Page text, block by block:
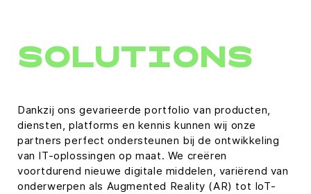
SOLUTIONS
Dankzij ons gevarieerde portfolio van producten,
diensten, platforms en kennis kunnen wij onze
partners perfect ondersteunen bij de ontwikkeling
van IT-oplossingen op maat. We creëren
voortdurend nieuwe digitale middelen, variërend van
onderwerpen als Augmented Reality (AR) tot IoT-